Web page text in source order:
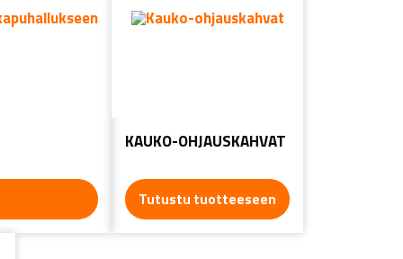
KAUKO-OHJAUSKAHVAT
Tutustu tuotteeseen